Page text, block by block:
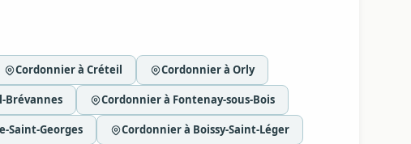
Cordonnier à Créteil Cordonnier à Orly
Brévannes Cordonnier à Fontenay-sous-Bois
Saint-Georges Cordonnier à Boissy-Saint-Léger